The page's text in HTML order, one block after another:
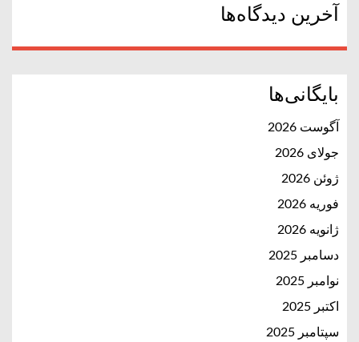
آخرین دیدگاه‌ها
بایگانی‌ها
آگوست 2026
جولای 2026
ژوئن 2026
فوریه 2026
ژانویه 2026
دسامبر 2025
نوامبر 2025
اکتبر 2025
سپتامبر 2025